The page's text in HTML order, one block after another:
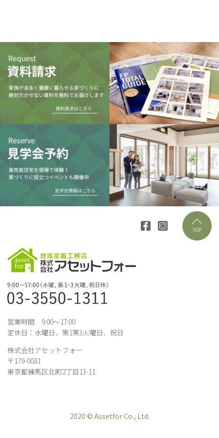
営業時間 9:00～17:00
定休日：水曜日、第1第3火曜日、祝日
株式会社アセットフォー
〒179-0081
東京都練馬区北町2丁目13-11
2020 © Assetfor Co., Ltd.